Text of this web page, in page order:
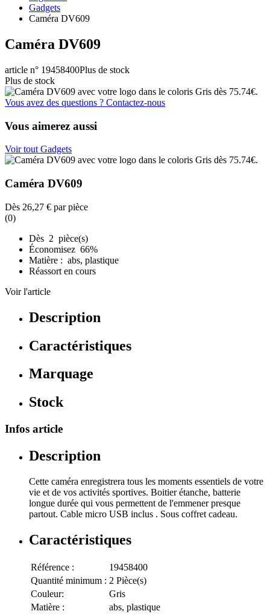
Gadgets
Caméra DV609
Caméra DV609
article n° 19458400Plus de stock
Plus de stock
Vous avez des questions ? Contactez-nous
Vous aimerez aussi
Voir tout Gadgets
Caméra DV609
Dès 26,27 € par pièce
(0)
Dès 2 pièce(s)
Économisez 66%
Matière : abs, plastique
Réassort en cours
Voir l'article
Description
Caractéristiques
Marquage
Stock
Infos article
Description
Cette caméra enregistrera tous les moments essentiels de votre
vie et de vos activités sportives. Boitier étanche, batterie
longue durée qui vous permettent de l'emmener presque
partout. Cable micro USB inclus . Sous coffret cadeau.
Caractéristiques
Référence :
19458400
Quantité minimum : 2 Pièce(s)
Couleur:
Gris
Matière :
abs, plastique